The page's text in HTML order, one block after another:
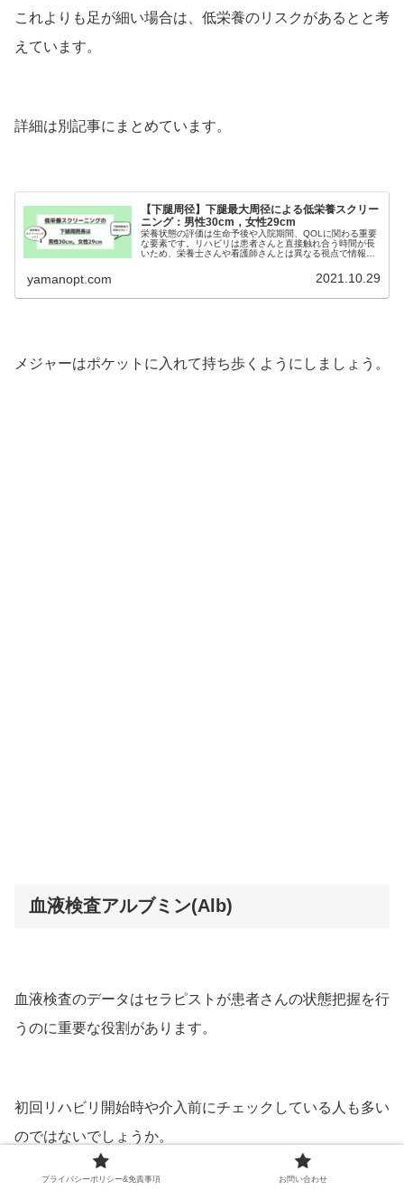
これよりも足が細い場合は、低栄養のリスクがあるとと考
えています。
詳細は別記事にまとめています。
【下腿周径】下腿最大周径による低栄養スクリー
ニング：男性30cm，女性29cm
栄養状態の評価は生命予後や入院期間、QOLに関わる重要
な要素です。リハビリは患者さんと直接触れ合う時間が長
いため、栄養士さんや看護師さんとは異なる視点で情報を
yamanopt.com 2021.10.29
メジャーはポケットに入れて持ち歩くようにしましょう。
血液検査アルブミン(Alb)
血液検査のデータはセラピストが患者さんの状態把握を行
うのに重要な役割があります。
初回リハビリ開始時や介入前にチェックしている人も多い
のではないでしょうか。
プライバシーポリシー&免責事項 お問い合わせ